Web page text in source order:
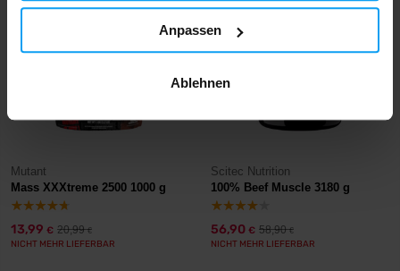
Anpassen
Ablehnen
-33%
Mutant
Mass XXXtreme 2500 1000 g
13,99 € 20,99€
NICHT MEHR LIEFERBAR
-3%
Scitec Nutrition
100% Beef Muscle 3180 g
56,90 € 58,90€
NICHT MEHR LIEFERBAR